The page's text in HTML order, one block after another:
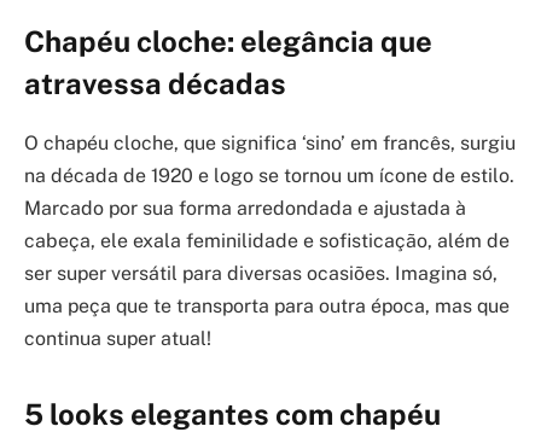
Chapéu cloche: elegância que
atravessa décadas
O chapéu cloche, que significa ‘sino’ em francês, surgiu
na década de 1920 e logo se tornou um ícone de estilo.
Marcado por sua forma arredondada e ajustada à
cabeça, ele exala feminilidade e sofisticação, além de
ser super versátil para diversas ocasiões. Imagina só,
uma peça que te transporta para outra época, mas que
continua super atual!
5 looks elegantes com chapéu